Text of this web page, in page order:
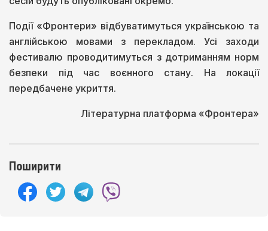
Події «Фронтери» відбуватимуться українською та
англійською мовами з перекладом. Усі заходи
фестивалю проводитимуться з дотриманням норм
безпеки під час воєнного стану. На локації
передбачене укриття.
Літературна платформа «Фронтера»
Поширити